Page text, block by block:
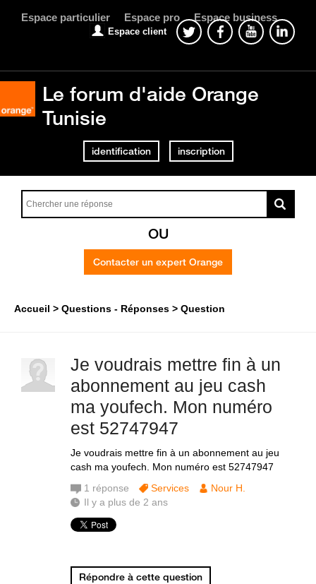
Espace particulier Espace pro Espace business
Espace client
Le forum d'aide Orange
Tunisie
identification inscription
OU
Contacter un expert Orange
Accueil Questions - Réponses Question
Je voudrais mettre fin à un
abonnement au jeu cash
ma youfech. Mon numéro
est 52747947
Je voudrais mettre fin à un abonnement au jeu
cash ma youfech. Mon numéro est 52747947
1 réponse Services
Nour H.
Il y a plus de 2 ans
Répondre à cette question